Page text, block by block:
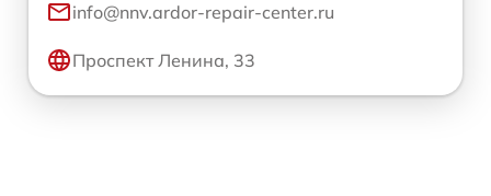
info@nnv.ardor-repair-center.ru
Проспект Ленина, 33